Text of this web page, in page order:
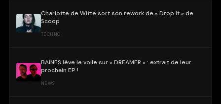
Charlotte de Witte sort son rework de « Drop It » de
Scoop
TECHNO
BAÏNES lève le voile sur « DREAMER » : extrait de leur
prochain EP !
NEWS